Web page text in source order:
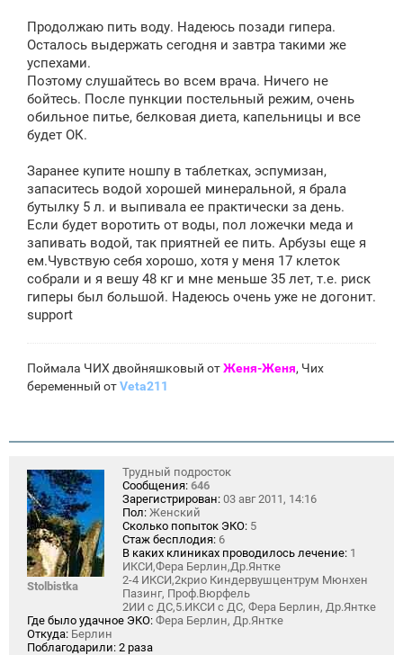
Продолжаю пить воду. Надеюсь позади гипера.
Осталось выдержать сегодня и завтра такими же
успехами.
Поэтому слушайтесь во всем врача. Ничего не
бойтесь. После пункции постельный режим, очень
обильное питье, белковая диета, капельницы и все
будет ОК.
Заранее купите ношпу в таблетках, эспумизан,
запаситесь водой хорошей минеральной, я брала
бутылку 5 л. и выпивала ее практически за день.
Если будет воротить от воды, пол ложечки меда и
запивать водой, так приятней ее пить. Арбузы еще я
ем.Чувствую себя хорошо, хотя у меня 17 клеток
собрали и я вешу 48 кг и мне меньше 35 лет, т.е. риск
гиперы был большой. Надеюсь очень уже не догонит.
support
Поймала ЧИХ двойняшковый отЖеня-Женя, Чих
беременный отVeta211
Stolbistka
Трудный подросток
Сообщения: 646
Зарегистрирован: 03 авг 2011, 14:16
Пол: Женский
Сколько попыток ЭКО: 5
Стаж бесплодия: 6
В каких клиниках проводилось лечение: 1
ИКСИ,Фера Берлин,Др.Янтке
2-4 ИКСИ,2крио Киндервушцентрум Мюнхен
Пазинг, Проф.Вюрфель
2ИИ с ДС,5.ИКСИ с ДС, Фера Берлин, Др.Янтке
Где было удачное ЭКО: Фера Берлин, Др.Янтке
Откуда: Берлин
Поблагодарили: 2 раза